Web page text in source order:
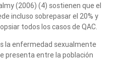
(2006) (4) sostienen que el
incluso sobrepasar el 20% y
todos los casos de QAC.
la enfermedad sexualmente
presenta entre la población